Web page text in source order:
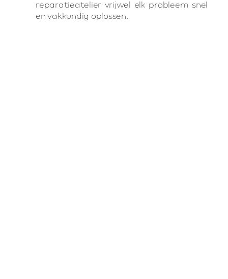
reparatieatelier vrijwel elk probleem snel
en vakkundig oplossen.